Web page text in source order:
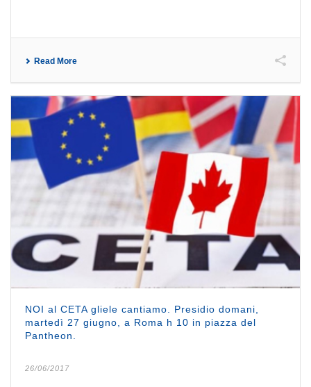
Read More
NOI al CETA gliele cantiamo. Presidio domani,
martedì 27 giugno, a Roma h 10 in piazza del
Pantheon.
26/06/2017